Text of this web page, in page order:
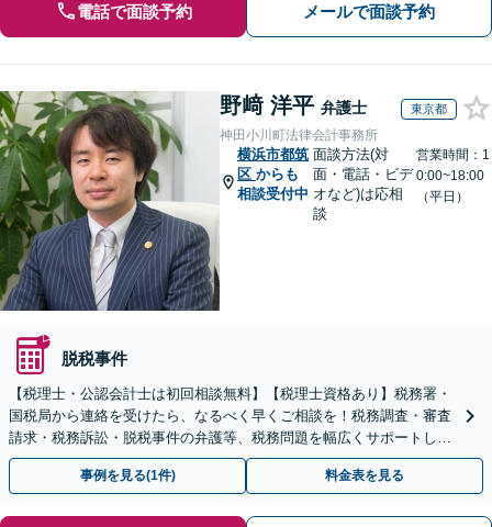
電話で面談予約 メールで面談予約
野﨑 洋平 弁護士 東京都
神田小川町法律会計事務所
横浜市都筑
区 からも
相談受付中
面談方法(対
面・電話・ビデ
オなど)は応相
談
営業時間：1
0:00~18:00
（平日）
脱税事件
【税理士・公認会計士は初回相談無料】【税理士資格あり】税務署・
国税局から連絡を受けたら、なるべく早くご相談を！税務調査・審査
請求・税務訴訟・脱税事件の弁護等、税務問題を幅広くサポートしま
す【電話受付：平日10時～21時】【税務調査に注力】
事例を見る(1件) 料金表を見る